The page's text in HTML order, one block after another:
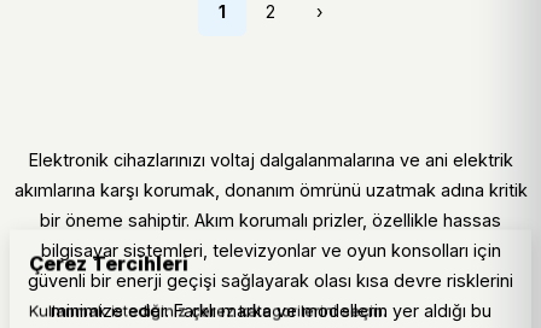
1 2 ›
Elektronik cihazlarınızı voltaj dalgalanmalarına ve ani elektrik
akımlarına karşı korumak, donanım ömrünü uzatmak adına kritik
bir öneme sahiptir. Akım korumalı prizler, özellikle hassas
bilgisayar sistemleri, televizyonlar ve oyun konsolları için
güvenli bir enerji geçişi sağlayarak olası kısa devre risklerini
minimize eder. Farklı marka ve modellerin yer aldığı bu
Çerez Tercihleri
Kullanmak istediğiniz çerez kategorilerini seçin.